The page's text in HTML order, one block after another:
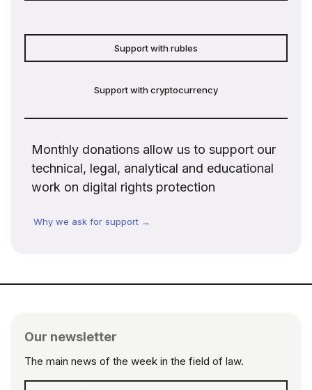
Support with rubles
Support with cryptocurrency
Monthly donations allow us to support our
technical, legal, analytical and educational
work on digital rights protection
Why we ask for support →
Our newsletter
The main news of the week in the field of law.